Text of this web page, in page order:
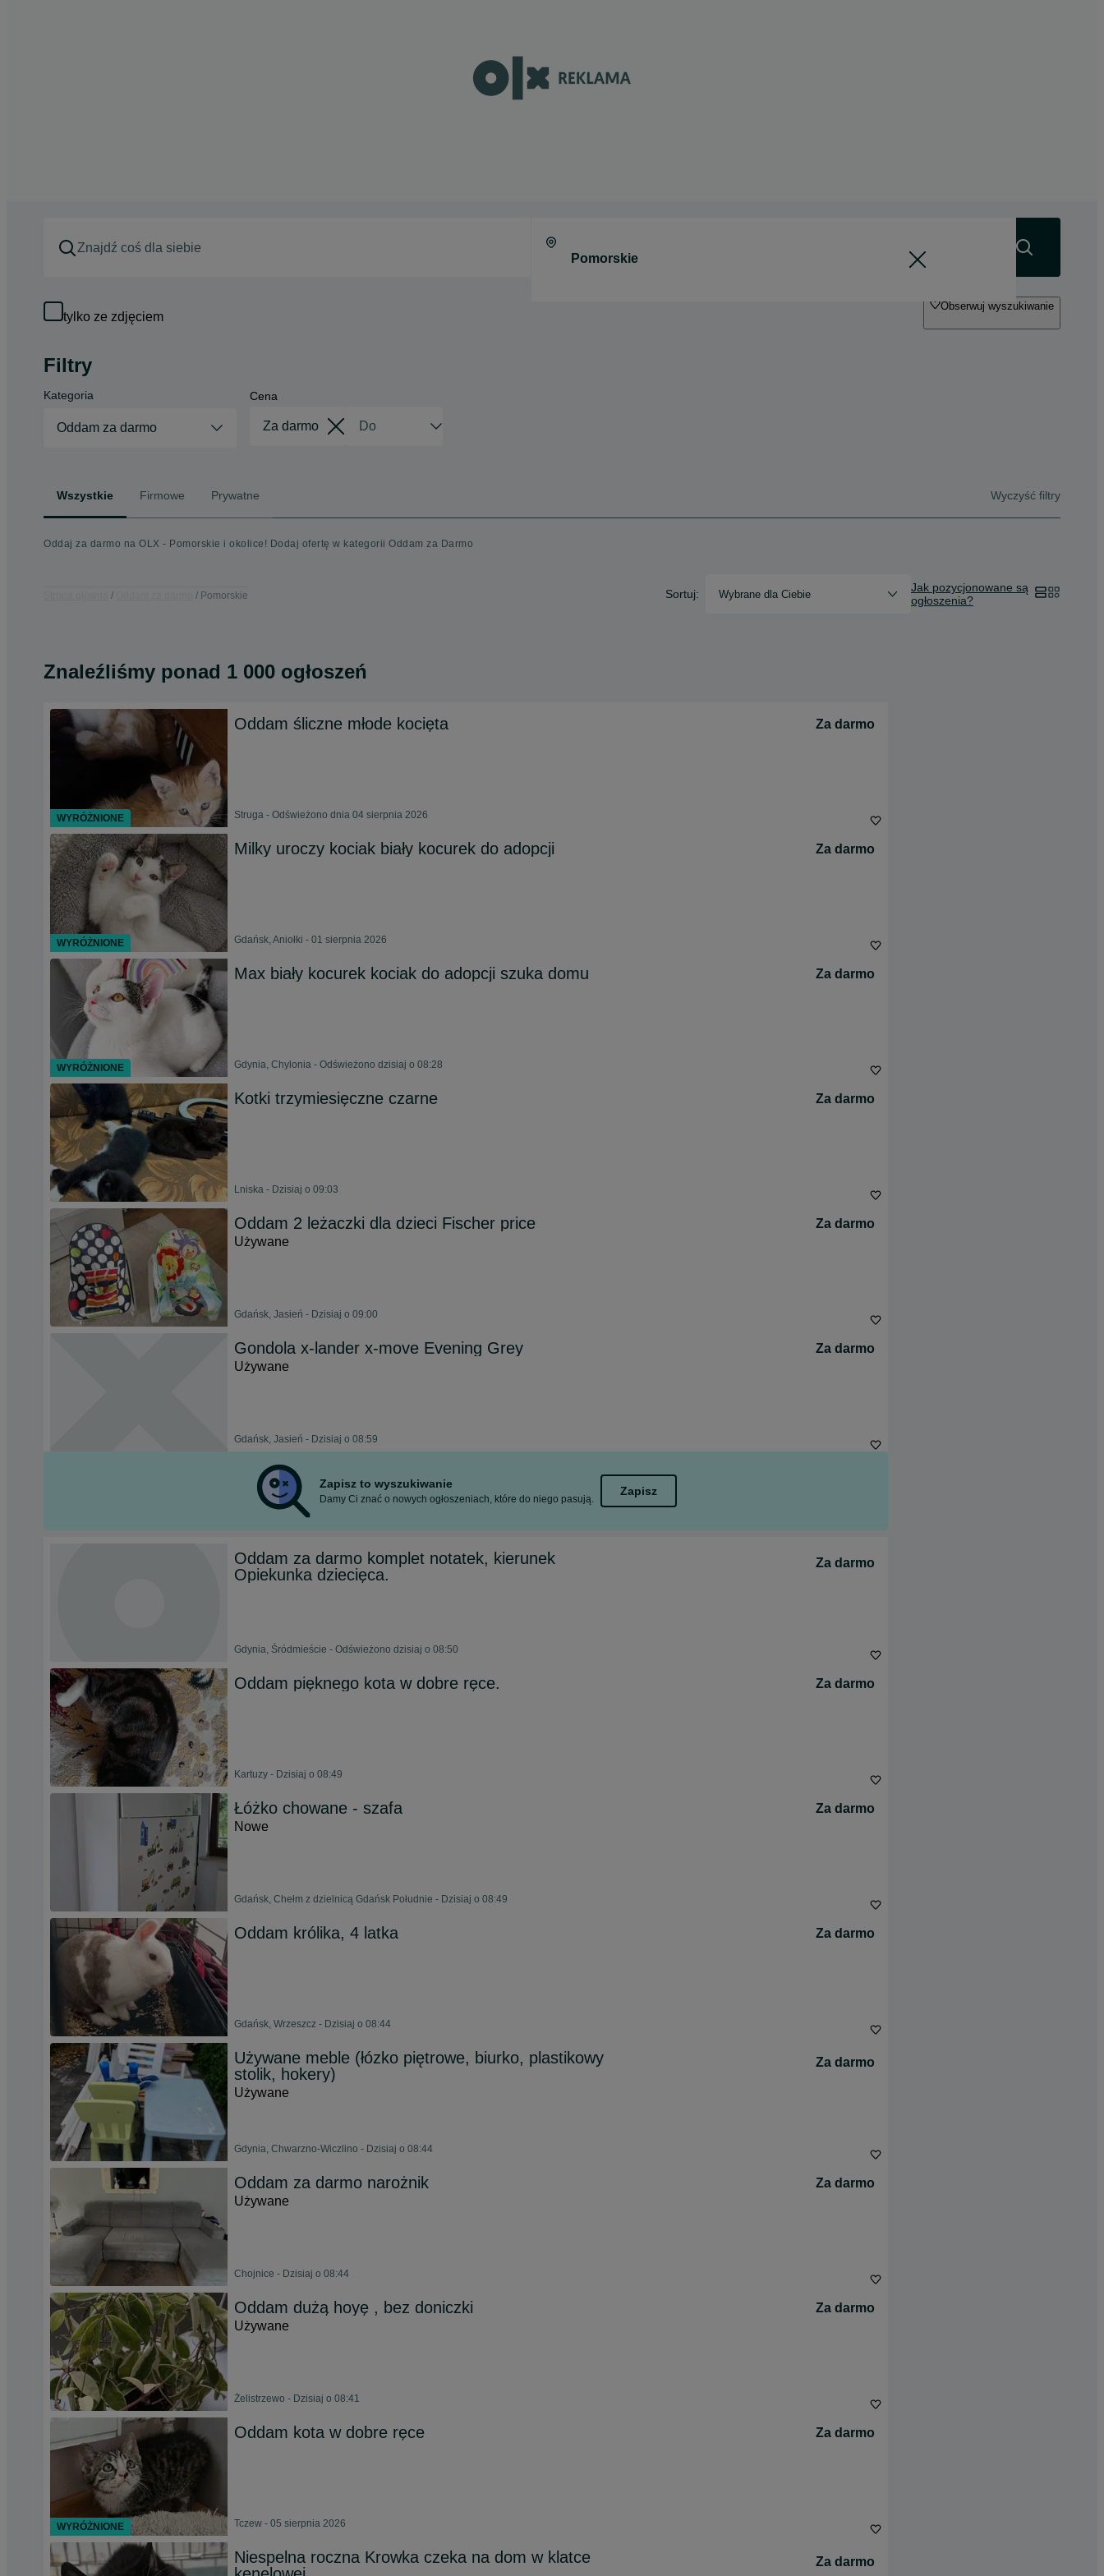
tylko ze zdjęciem
Obserwuj wyszukiwanie
Filtry
Kategoria
Oddam za darmo
Cena
Wszystkie Firmowe Prywatne Wyczyść filtry
Oddaj za darmo na OLX - Pomorskie i okolice! Dodaj ofertę w kategorii Oddam za Darmo
Pomorskie Sortuj: Wybrane dla Ciebie
Jak pozycjonowane są
ogłoszenia?
Znaleźliśmy ponad 1 000 ogłoszeń
Oddam śliczne młode kocięta Za darmo
Struga - Odświeżono dnia 04 sierpnia 2026
Milky uroczy kociak biały kocurek do adopcji Za darmo
Gdańsk, Aniołki - 01 sierpnia 2026
Max biały kocurek kociak do adopcji szuka domu Za darmo
Gdynia, Chylonia - Odświeżono dzisiaj o 08:28
Kotki trzymiesięczne czarne Za darmo
Lniska - Dzisiaj o 09:03
Oddam 2 leżaczki dla dzieci Fischer price
Za darmo
Używane
Gdańsk, Jasień - Dzisiaj o 09:00
Gondola x-lander x-move Evening Grey
Za darmo
Używane
Gdańsk, Jasień - Dzisiaj o 08:59
Zapisz to wyszukiwanie
Damy Ci znać o nowych ogłoszeniach, które do niego pasują.
Zapisz
Oddam za darmo komplet notatek, kierunek
Opiekunka dziecięca.
Za darmo
Gdynia, Śródmieście - Odświeżono dzisiaj o 08:50
Oddam pięknego kota w dobre ręce. Za darmo
Kartuzy - Dzisiaj o 08:49
Łóżko chowane - szafa
Za darmo
Nowe
Gdańsk, Chełm z dzielnicą Gdańsk Południe - Dzisiaj o 08:49
Oddam królika, 4 latka Za darmo
Gdańsk, Wrzeszcz - Dzisiaj o 08:44
Używane meble (łózko piętrowe, biurko, plastikowy
stolik, hokery)
Za darmo
Używane
Gdynia, Chwarzno-Wiczlino - Dzisiaj o 08:44
Oddam za darmo narożnik
Za darmo
Używane
Chojnice - Dzisiaj o 08:44
Oddam dużą hoyę , bez doniczki
Za darmo
Używane
Żelistrzewo - Dzisiaj o 08:41
Oddam kota w dobre ręce Za darmo
Tczew - 05 sierpnia 2026
Niespelna roczna Krowka czeka na dom w klatce
Za darmo
WYRÓŻNIONE
WYRÓŻNIONE
WYRÓŻNIONE
WYRÓŻNIONE